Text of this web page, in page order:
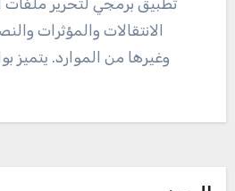
تطبيق برمجي لتحرير ملفات
الانتقالات والمؤثرات
وغيرها من الموارد.